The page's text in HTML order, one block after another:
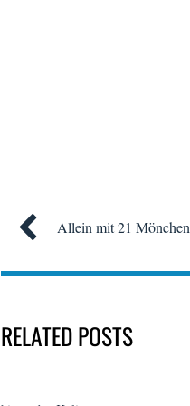
Allein mit 21 Mönchen
RELATED POSTS